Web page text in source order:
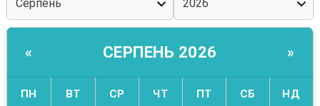
« СЕРПЕНЬ 2026 »
ПН ВТ СР ЧТ ПТ СБ НД